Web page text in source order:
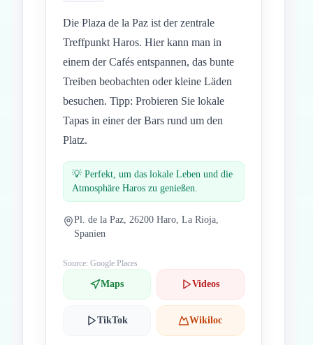
Die Plaza de la Paz ist der zentrale
Treffpunkt Haros. Hier kann man in
einem der Cafés entspannen, das bunte
Treiben beobachten oder kleine Läden
besuchen. Tipp: Probieren Sie lokale
Tapas in einer der Bars rund um den
Platz.
💡 Perfekt, um das lokale Leben und die
Atmosphäre Haros zu genießen.
Pl. de la Paz, 26200 Haro, La Rioja,
Spanien
Source: Google Places
Maps Videos
TikTok Wikiloc